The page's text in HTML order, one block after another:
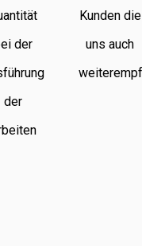
der
der
Kunden die
uns auch